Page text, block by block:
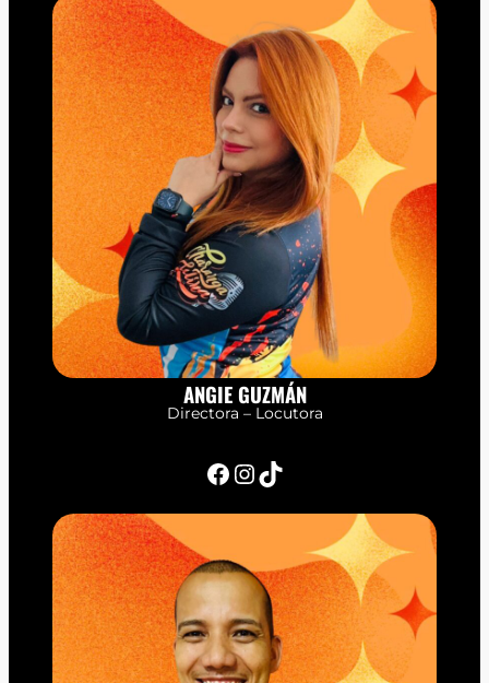
ANGIE GUZMÁN
Directora – Locutora
Facebook InstagramTikTok